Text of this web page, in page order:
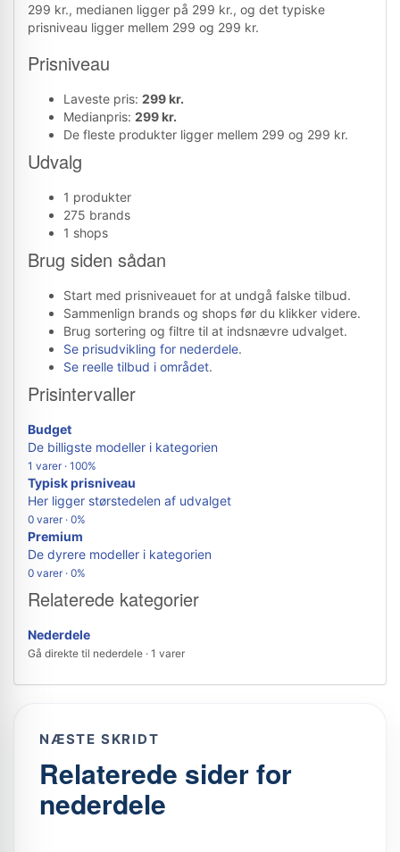
299 kr., medianen ligger på 299 kr., og det typiske
prisniveau ligger mellem 299 og 299 kr.
Prisniveau
Laveste pris: 299 kr.
Medianpris: 299 kr.
De fleste produkter ligger mellem 299 og 299 kr.
Udvalg
1 produkter
275 brands
1 shops
Brug siden sådan
Start med prisniveauet for at undgå falske tilbud.
Sammenlign brands og shops før du klikker videre.
Brug sortering og filtre til at indsnævre udvalget.
Se prisudvikling for nederdele.
Se reelle tilbud i området.
Prisintervaller
Budget
De billigste modeller i kategorien
1 varer · 100%
Typisk prisniveau
Her ligger størstedelen af udvalget
0 varer · 0%
Premium
De dyrere modeller i kategorien
0 varer · 0%
Relaterede kategorier
Nederdele
Gå direkte til nederdele · 1 varer
NÆSTE SKRIDT
Relaterede sider for
nederdele